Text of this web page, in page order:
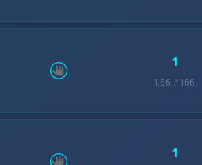
1
1,66 / 166
1